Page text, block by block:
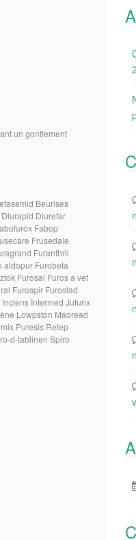
un gonflement
Beurises
Diurefar
Fabop
Frusedale
Furanthril
aldopur Furobeta
Furosal Furos a vet
Furospir Furostad
Intermed Jufurix
Lowpston Maoread
Puresis Retep
d-tablinen Spiro